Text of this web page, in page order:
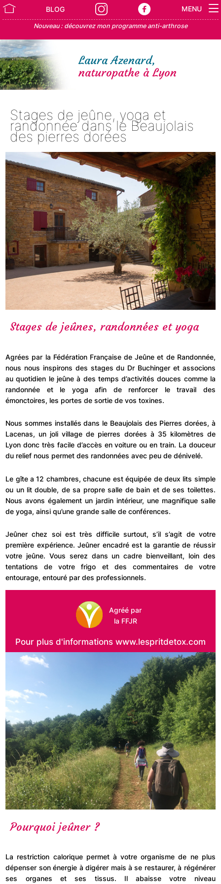
Nouveau : découvrez mon programme anti-arthrose
BLOG MENU
Laura Azenard,
naturopathe à Lyon
Stages de jeûne, yoga et
randonnée dans le Beaujolais
des pierres dorées
Stages de jeûnes, randonnées et yoga
Agrées par la Fédération Française de Jeûne et de Randonnée,
nous nous inspirons des stages du Dr Buchinger et associons
au quotidien le jeûne à des temps d’activités douces comme la
randonnée et le yoga afin de renforcer le travail des
émonctoires, les portes de sortie de vos toxines.
Nous sommes installés dans le Beaujolais des Pierres dorées, à
Lacenas, un joli village de pierres dorées à 35 kilomètres de
Lyon donc très facile d’accès en voiture ou en train. La douceur
du relief nous permet des randonnées avec peu de dénivelé.
Le gîte a 12 chambres, chacune est équipée de deux lits simple
ou un lit double, de sa propre salle de bain et de ses toilettes.
Nous avons également un jardin intérieur, une magnifique salle
de yoga, ainsi qu’une grande salle de conférences.
Jeûner chez soi est très difficile surtout, s’il s’agit de votre
première expérience. Jeûner encadré est la garantie de réussir
votre jeûne. Vous serez dans un cadre bienveillant, loin des
tentations de votre frigo et des commentaires de votre
entourage, entouré par des professionnels.
Agréé par
la FFJR
Pour plus d'informations www.lespritdetox.com
Pourquoi jeûner ?
La restriction calorique permet à votre organisme de ne plus
dépenser son énergie à digérer mais à se restaurer, à régénérer
ses organes et ses tissus. Il abaisse votre niveau